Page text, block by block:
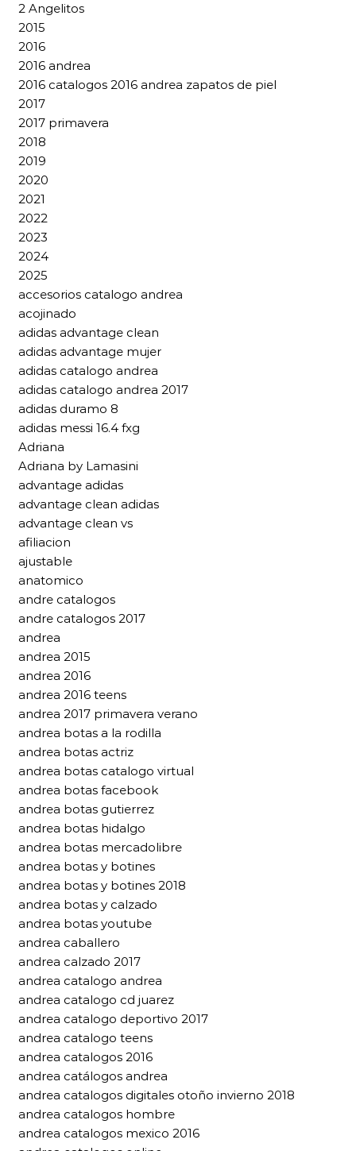
2 Angelitos
2015
2016
2016 andrea
2016 catalogos 2016 andrea zapatos de piel
2017
2017 primavera
2018
2019
2020
2021
2022
2023
2024
2025
accesorios catalogo andrea
acojinado
adidas advantage clean
adidas advantage mujer
adidas catalogo andrea
adidas catalogo andrea 2017
adidas duramo 8
adidas messi 16.4 fxg
Adriana
Adriana by Lamasini
advantage adidas
advantage clean adidas
advantage clean vs
afiliacion
ajustable
anatomico
andre catalogos
andre catalogos 2017
andrea
andrea 2015
andrea 2016
andrea 2016 teens
andrea 2017 primavera verano
andrea botas a la rodilla
andrea botas actriz
andrea botas catalogo virtual
andrea botas facebook
andrea botas gutierrez
andrea botas hidalgo
andrea botas mercadolibre
andrea botas y botines
andrea botas y botines 2018
andrea botas y calzado
andrea botas youtube
andrea caballero
andrea calzado 2017
andrea catalogo andrea
andrea catalogo cd juarez
andrea catalogo deportivo 2017
andrea catalogo teens
andrea catalogos 2016
andrea catálogos andrea
andrea catalogos digitales otoño invierno 2018
andrea catalogos hombre
andrea catalogos mexico 2016